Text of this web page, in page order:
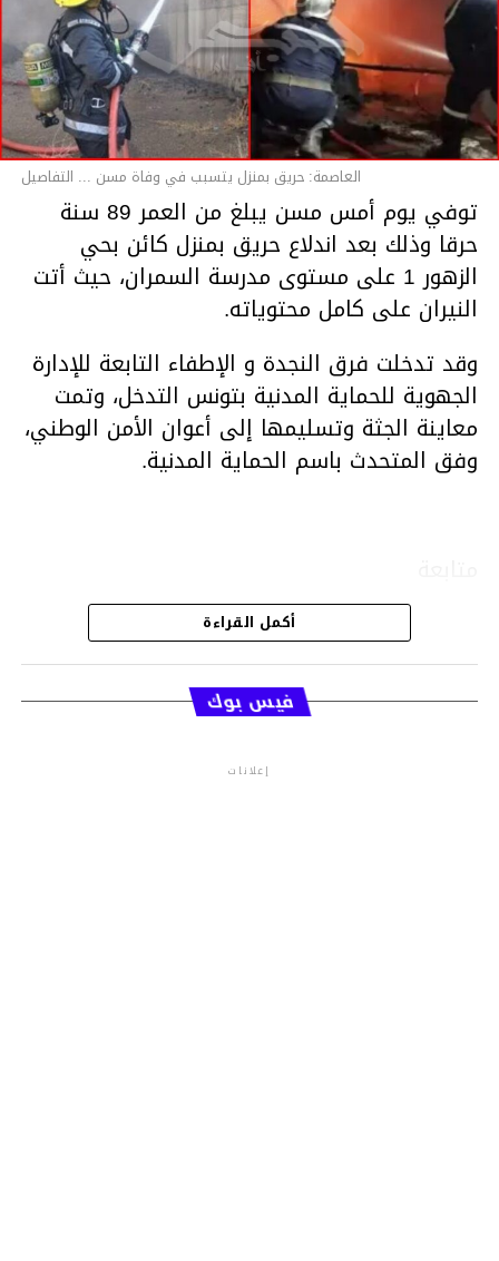
العاصمة: حريق بمنزل يتسبب في وفاة مسن ... التفاصيل
توفي يوم أمس مسن يبلغ من العمر 89 سنة
حرقا وذلك بعد اندلاع حريق بمنزل كائن بحي
الزهور 1 على مستوى مدرسة السمران، حيث أتت
النيران على كامل محتوياته.
وقد تدخلت فرق النجدة و الإطفاء التابعة للإدارة
الجهوية للحماية المدنية بتونس التدخل، وتمت
معاينة الجثة وتسليمها إلى أعوان الأمن الوطني،
وفق المتحدث باسم الحماية المدنية.
قسم الاخبار
أكمل القراءة
فيس بوك
إعلانات